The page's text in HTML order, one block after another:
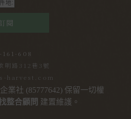
訂閱
161-608
明路312巷3號
harvest.com
業社 (85777642) 保留一切權
整合顧問 建置維護。